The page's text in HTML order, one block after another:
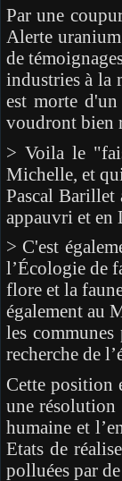
Par une
Alerte
de
industries à la
est morte
voudront bien
> Voila le
Michelle, et
Pascal
appauvri et en
> C'est
l’Écologie de
flore et la
également au
les
recherche de
Cette position
une résolution
humaine et
Etats de
polluées par